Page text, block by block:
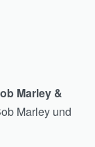
Marley &
Marley und